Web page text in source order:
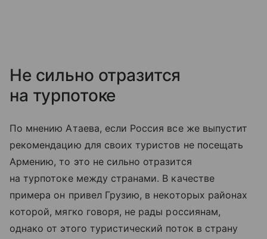
Не сильно отразится
на турпотоке
По мнению Атаева, если Россия все же выпустит
рекомендацию для своих туристов не посещать
Армению, то это не сильно отразится
на турпотоке между странами. В качестве
примера он привел Грузию, в некоторых районах
которой, мягко говоря, не рады россиянам,
однако от этого туристический поток в страну